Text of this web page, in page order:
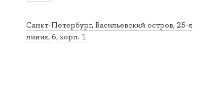
Санкт-Петербург, Васильевский остров, 25-я
линия, 6, корп. 1